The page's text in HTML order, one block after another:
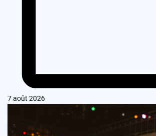
7 août 2026